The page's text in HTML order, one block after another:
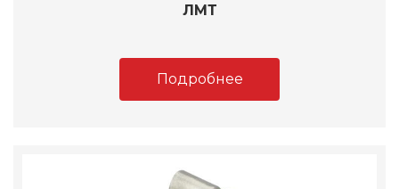
ЛМТ
Подробнее